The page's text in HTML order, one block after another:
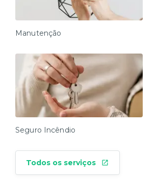
Manutenção
Seguro Incêndio
Todos os serviços